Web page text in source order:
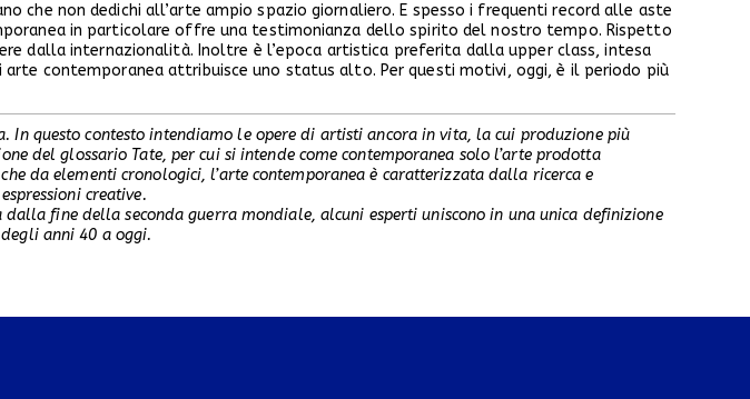
che non dedichi all’arte ampio spazio giornaliero. E spesso i frequenti record alle aste
in particolare offre una testimonianza dello spirito del nostro tempo. Rispetto
dalla internazionalità. Inoltre è l’epoca artistica preferita dalla upper class, intesa
arte contemporanea attribuisce uno status alto. Per questi motivi, oggi, è il periodo più
In questo contesto intendiamo le opere di artisti ancora in vita, la cui produzione più
del glossario Tate, per cui si intende come contemporanea solo l’arte prodotta
da elementi cronologici, l’arte contemporanea è caratterizzata dalla ricerca e
creative.
fine della seconda guerra mondiale, alcuni esperti uniscono in una unica definizione
anni 40 a oggi.